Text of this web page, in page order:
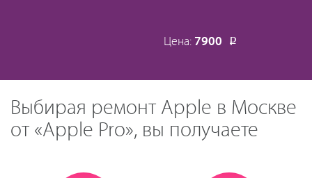
Цена: 7900 Р
Выбирая ремонт Apple в Москве
от «Apple Pro», вы получаете